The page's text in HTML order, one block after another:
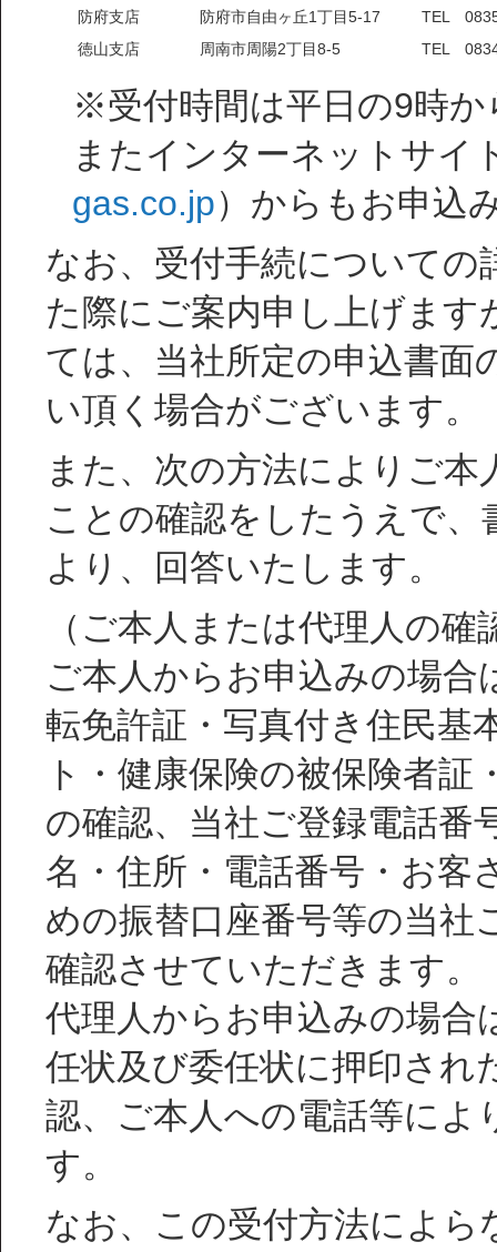
防府支店 防府市自由ヶ丘1丁目5-17
TEL
徳山支店
周南市周陽2丁目8-5 TEL
※受付時間は平日の9時
またインターネットサイ
gas.co.jp）からもお申込
なお、受付手続について
た際にご案内申し上げま
ては、当社所定の申込書面
い頂く場合がございます。
また、次の方法によりご
ことの確認をしたうえで
より、回答いたします。
（ご本人または代理人の確
ご本人からお申込みの場
転免許証・写真付き住民基
ト・健康保険の被保険者証
の確認、当社ご登録電話番
名・住所・電話番号・お客
めの振替口座番号等の当社
確認させていただきます。
代理人からお申込みの場合
任状及び委任状に押印され
認、ご本人への電話等によ
す。
なお、この受付方法によ